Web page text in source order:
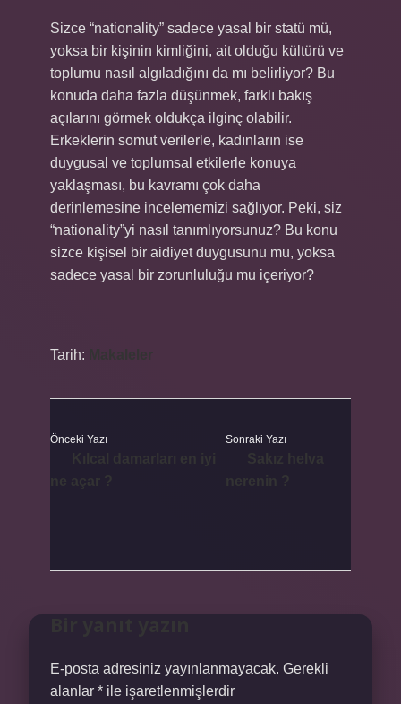
Sizce “nationality” sadece yasal bir statü mü,
yoksa bir kişinin kimliğini, ait olduğu kültürü ve
toplumu nasıl algıladığını da mı belirliyor? Bu
konuda daha fazla düşünmek, farklı bakış
açılarını görmek oldukça ilginç olabilir.
Erkeklerin somut verilerle, kadınların ise
duygusal ve toplumsal etkilerle konuya
yaklaşması, bu kavramı çok daha
derinlemesine incelememizi sağlıyor. Peki, siz
“nationality”yi nasıl tanımlıyorsunuz? Bu konu
sizce kişisel bir aidiyet duygusunu mu, yoksa
sadece yasal bir zorunluluğu mu içeriyor?
Tarih:
Önceki Yazı Sonraki Yazı
E-posta adresiniz yayınlanmayacak. Gerekli
alanlar * ile işaretlenmişlerdir